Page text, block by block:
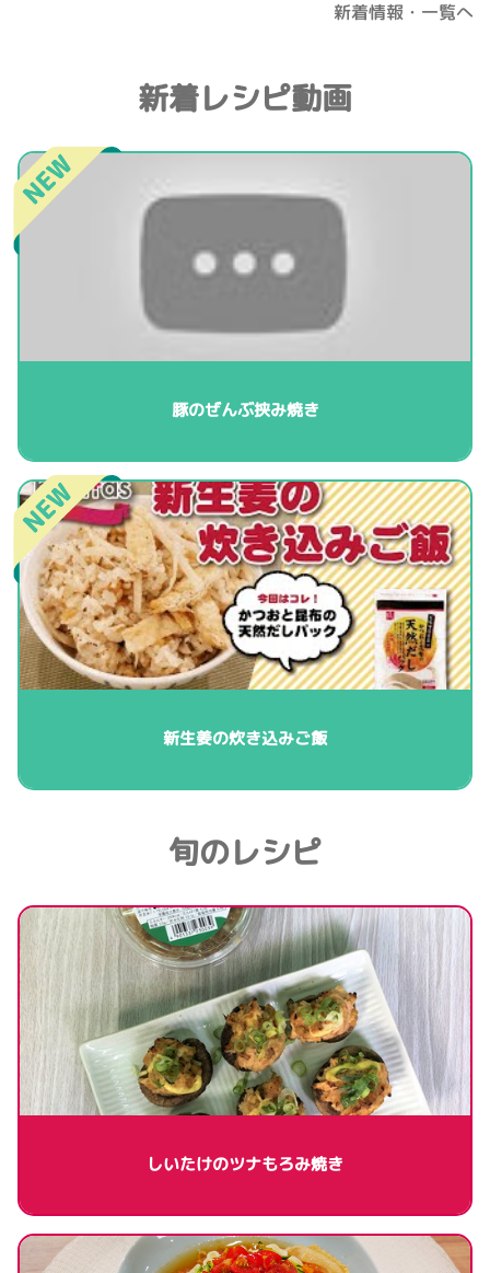
新着情報・一覧へ
新着レシピ動画
豚のぜんぶ挟み焼き
新生姜の炊き込みご飯
旬のレシピ
しいたけのツナもろみ焼き